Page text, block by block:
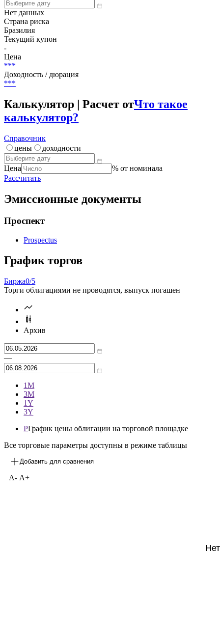
Нет данных
Страна риска
Бразилия
Текущий купон
-
Цена
***
Доходность / дюрация
***
Калькулятор | Расчет отЧто такое
калькулятор?
Справочник
цены
доходности
Цена
% от номинала
Рассчитать
Эмиссионные документы
Проспект
Prospectus
График торгов
Биржа0/5
Торги облигациями не проводятся, выпуск погашен
Архив
—
1М
3М
1Y
3Y
PГрафик цены облигации на торговой площадке
Все торговые параметры доступны в режиме таблицы
Добавить для сравнения